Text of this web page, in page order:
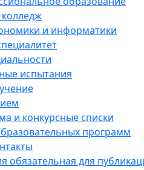
и информатики
испытания
и конкурсные списки
программ
обязательная для